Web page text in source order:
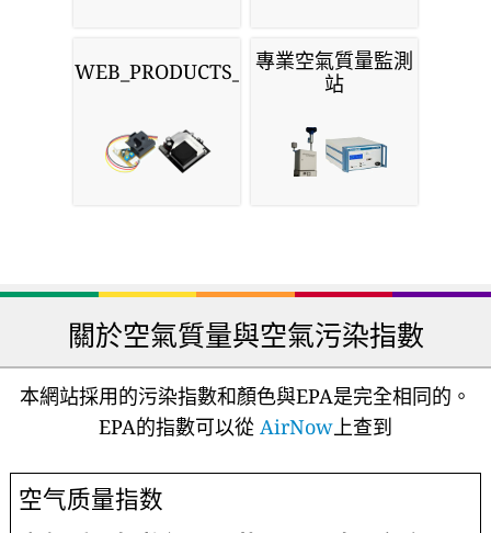
WEB_PRODUCTS_SENSORS專業空氣質量監測
站
關於空氣質量與空氣污染指數
本網站採用的污染指數和顏色與EPA是完全相同的。
EPA的指數可以從 AirNow上查到
空气质量指数